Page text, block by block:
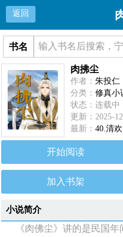
返回
书名
肉拂尘
作者：朱投仁
分类：修真小
状态：连载中
更新：2025-
最新：40.清欢
开始阅读
加入书架
小说简介
《肉佛尘》讲的是民国年